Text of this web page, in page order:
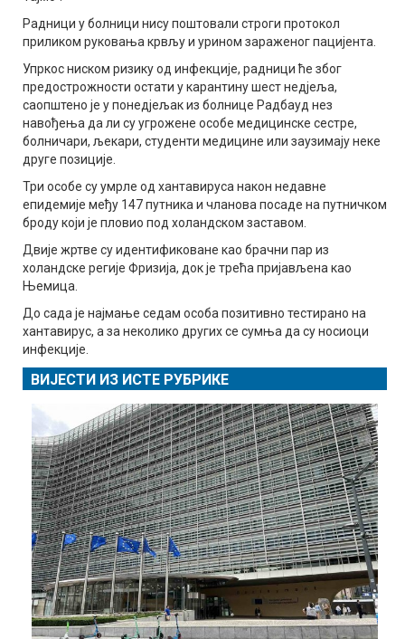
Радници у болници нису поштовали строги протокол
приликом руковања крвљу и урином зараженог пацијента.
Упркос ниском ризику од инфекције, радници ће због
предострожности остати у карантину шест недјеља,
саопштено је у понедјељак из болнице Радбауд нез
навођења да ли су угрожене особе медицинске сестре,
болничари, љекари, студенти медицине или заузимају неке
друге позиције.
Три особе су умрле од хантавируса након недавне
епидемије међу 147 путника и чланова посаде на путничком
броду који је пловио под холандском заставом.
Двије жртве су идентификоване као брачни пар из
холандске регије Фризија, док је трећа пријављена као
Њемица.
До сада је најмање седам особа позитивно тестирано на
хантавирус, а за неколико других се сумња да су носиоци
инфекције.
ВИЈЕСТИ ИЗ ИСТЕ РУБРИКЕ